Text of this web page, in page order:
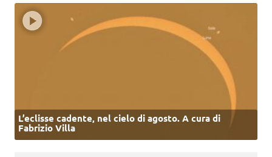
L’eclisse cadente, nel cielo di agosto. A cura di
Fabrizio Villa